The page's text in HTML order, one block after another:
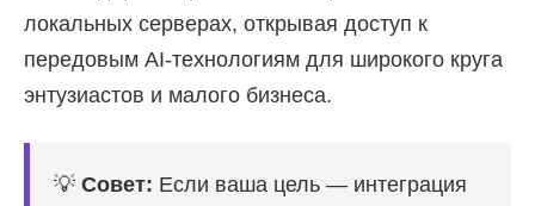
локальных серверах, открывая доступ к
передовым AI-технологиям для широкого круга
энтузиастов и малого бизнеса.
💡 Совет: Если ваша цель — интеграция